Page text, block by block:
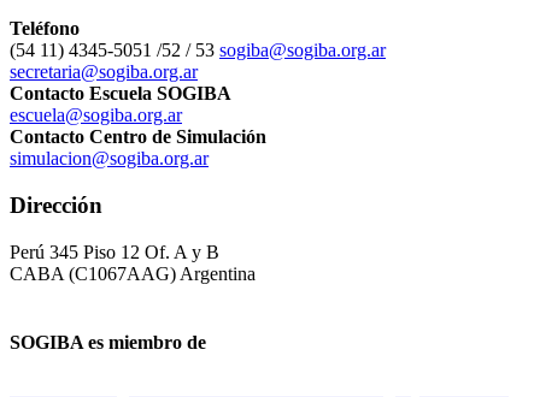
Teléfono
(54 11) 4345-5051 /52 / 53 sogiba@sogiba.org.ar
secretaria@sogiba.org.ar
Contacto Escuela SOGIBA
escuela@sogiba.org.ar
Contacto Centro de Simulación
simulacion@sogiba.org.ar
Dirección
Perú 345 Piso 12 Of. A y B
CABA (C1067AAG) Argentina
SOGIBA es miembro de